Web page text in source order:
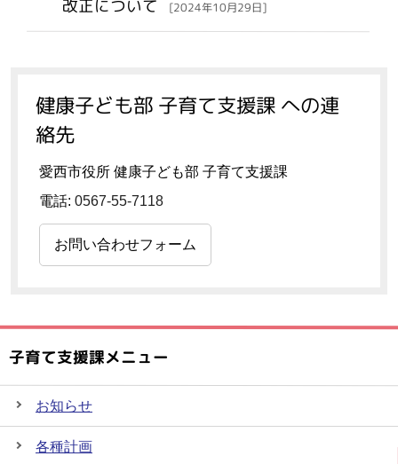
改正について [2024年10月29日]
健康子ども部 子育て支援課 への連
絡先
愛西市役所 健康子ども部 子育て支援課
電話: 0567-55-7118
お問い合わせフォーム
子育て支援課メニュー
お知らせ
各種計画